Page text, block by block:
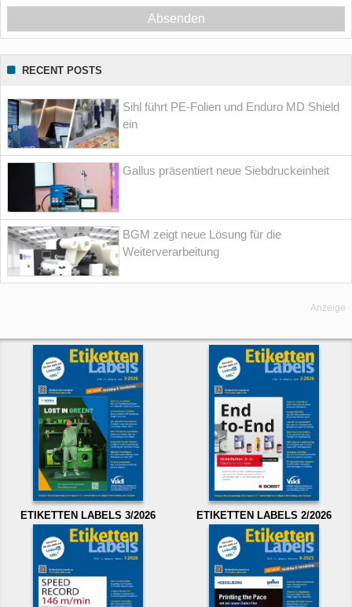
Absenden
RECENT POSTS
Sihl führt PE-Folien und Enduro MD Shield
ein
Gallus präsentiert neue Siebdruckeinheit
BGM zeigt neue Lösung für die
Weiterverarbeitung
Anzeige
ETIKETTEN LABELS 3/2026 ETIKETTEN LABELS 2/2026